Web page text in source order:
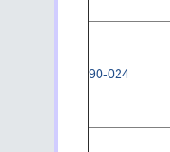
90-024